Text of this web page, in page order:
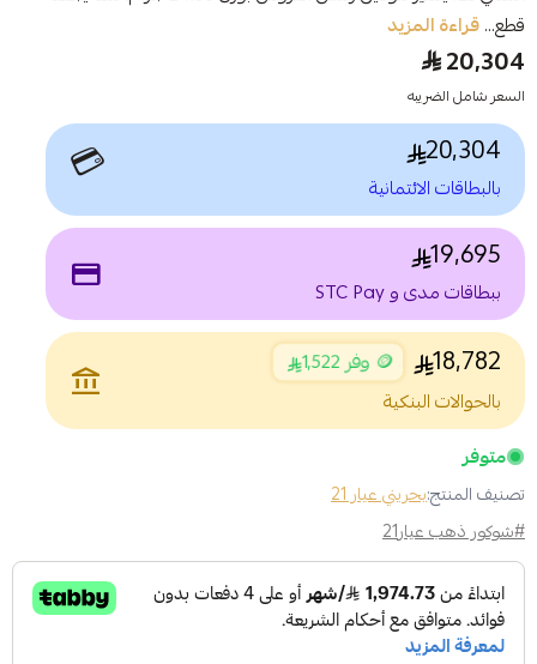
قطع...قراءة المزيد
20,304
السعر شامل الضريبه
20,304
بالبطاقات الائتمانية 💳
19,695
ببطاقات مدى و STC Pay payment
18,782 🪙 وفر 1,522
بالحوالات البنكية
account_balance
متوفر
تصنيف المنتج:بحريني عيار 21
#شوكور ذهب عيار21